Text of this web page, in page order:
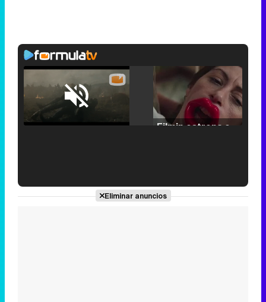
/
Loaded
25.30%
'120 Minutos' celebra sus 2.000 programas en Telemadrid con un vídeo del día a día en la redacción
Eliminar anuncios